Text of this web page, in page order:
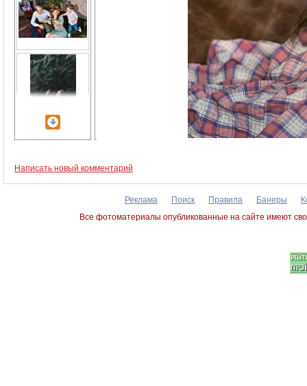
Написать новый комментарий
Реклама Поиск Правила Банеры
Все фотоматериалы опубликованные на сайте имеют